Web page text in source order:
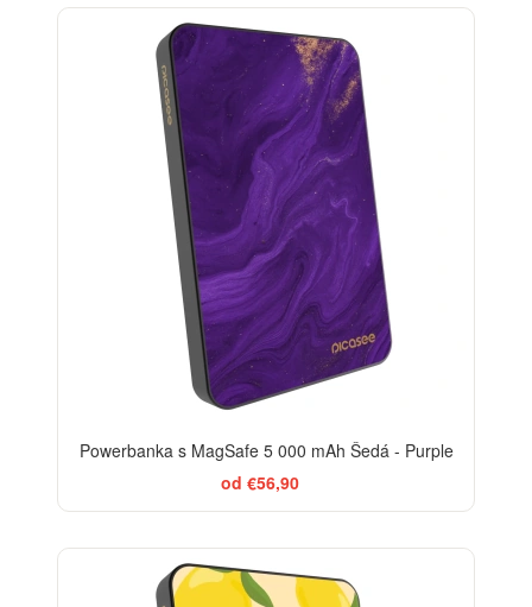
Powerbanka s MagSafe 5 000 mAh Šedá - Purple
od €56,90